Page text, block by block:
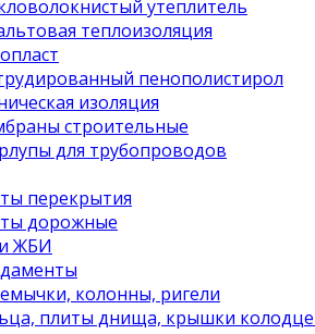
утеплитель
теплоизоляция
пенополистирол
изоляция
строительные
для трубопроводов
перекрытия
дорожные
ЖБИ
колонны, ригели
плиты днища, крышки